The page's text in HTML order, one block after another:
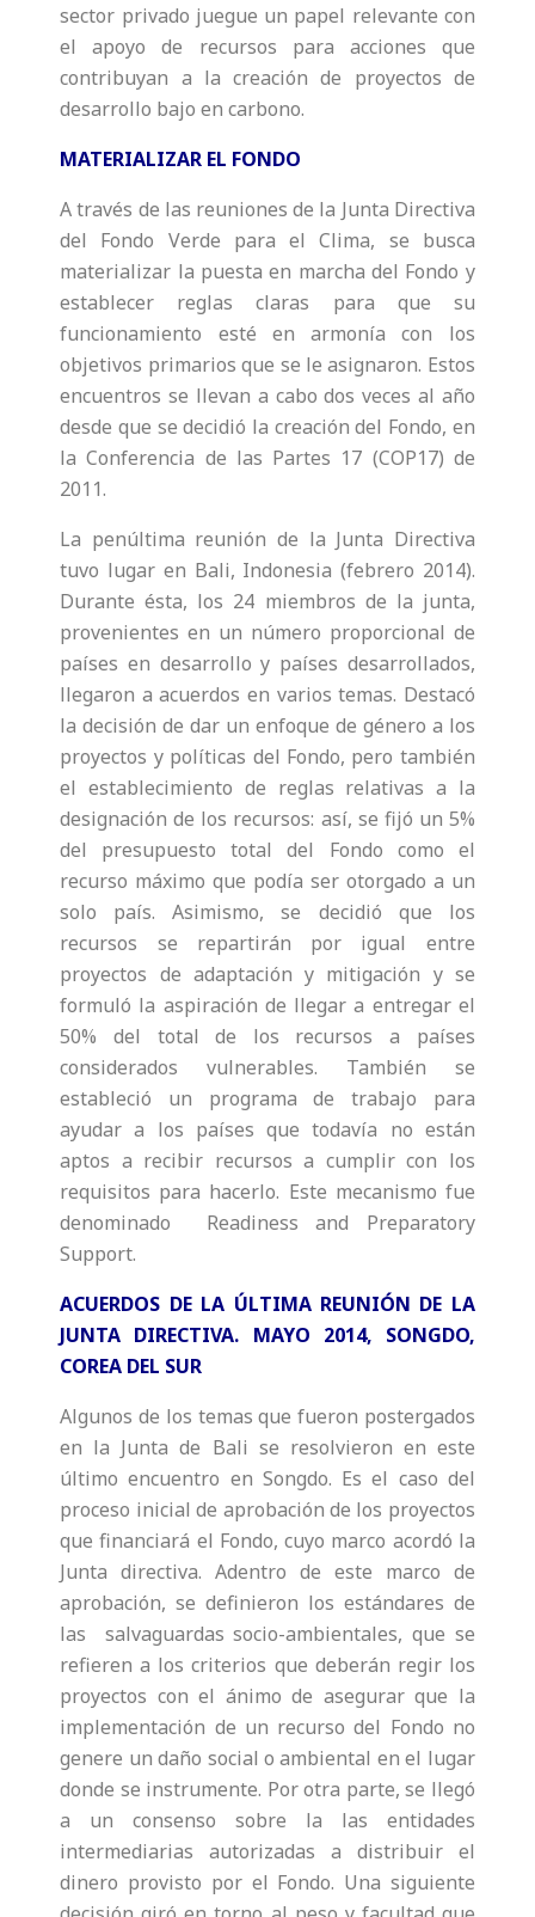
sector privado juegue un papel relevante con
el apoyo de recursos para acciones que
contribuyan a la creación de proyectos de
desarrollo bajo en carbono.
MATERIALIZAR EL FONDO
A través de las reuniones de la Junta Directiva
del Fondo Verde para el Clima, se busca
materializar la puesta en marcha del Fondo y
establecer reglas claras para que su
funcionamiento esté en armonía con los
objetivos primarios que se le asignaron. Estos
encuentros se llevan a cabo dos veces al año
desde que se decidió la creación del Fondo, en
la Conferencia de las Partes 17 (COP17) de
2011.
La penúltima reunión de la Junta Directiva
tuvo lugar en Bali, Indonesia (febrero 2014).
Durante ésta, los 24 miembros de la junta,
provenientes en un número proporcional de
países en desarrollo y países desarrollados,
llegaron a acuerdos en varios temas. Destacó
la decisión de dar un enfoque de género a los
proyectos y políticas del Fondo, pero también
el establecimiento de reglas relativas a la
designación de los recursos: así, se fijó un 5%
del presupuesto total del Fondo como el
recurso máximo que podía ser otorgado a un
solo país. Asimismo, se decidió que los
recursos se repartirán por igual entre
proyectos de adaptación y mitigación y se
formuló la aspiración de llegar a entregar el
50% del total de los recursos a países
considerados vulnerables. También se
estableció un programa de trabajo para
ayudar a los países que todavía no están
aptos a recibir recursos a cumplir con los
requisitos para hacerlo. Este mecanismo fue
denominado Readiness and Preparatory
Support.
ACUERDOS DE LA ÚLTIMA REUNIÓN DE LA
JUNTA DIRECTIVA. MAYO 2014, SONGDO,
COREA DEL SUR
Algunos de los temas que fueron postergados
en la Junta de Bali se resolvieron en este
último encuentro en Songdo. Es el caso del
proceso inicial de aprobación de los proyectos
que financiará el Fondo, cuyo marco acordó la
Junta directiva. Adentro de este marco de
aprobación, se definieron los estándares de
las salvaguardas socio-ambientales, que se
refieren a los criterios que deberán regir los
proyectos con el ánimo de asegurar que la
implementación de un recurso del Fondo no
genere un daño social o ambiental en el lugar
donde se instrumente. Por otra parte, se llegó
a un consenso sobre la las entidades
intermediarias autorizadas a distribuir el
dinero provisto por el Fondo. Una siguiente